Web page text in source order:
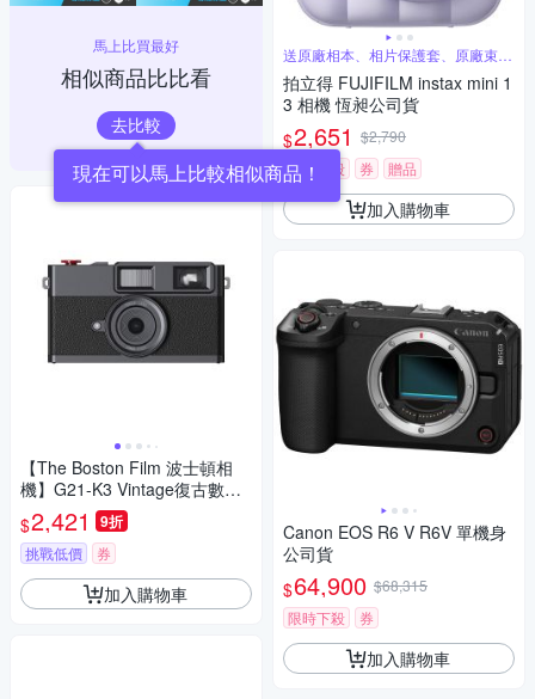
馬上比買最好
相似商品比比看
去比較
現在可以馬上比較相似商品！
【The Boston Film 波士頓相
機】G21-K3 Vintage復古數位
相機含閃光燈 - 黑曜色 內附4G
B記憶卡
$2,421 9折
挑戰低價 券
加入購物車
送原廠相本、相片保護套、原廠束口
袋
拍立得 FUJIFILM instax mini 1
3 相機 恆昶公司貨
$2,651 $2,790
限時下殺
券 贈品
加入購物車
Canon EOS R6 V R6V 單機身
公司貨
$64,900 $68,315
限時下殺
券
加入購物車